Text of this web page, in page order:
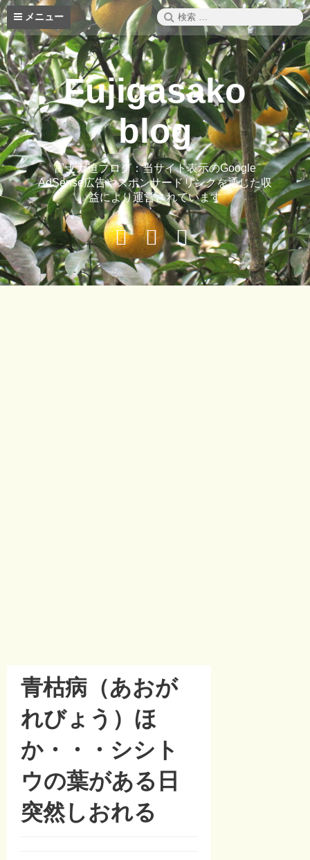
コ
ン
テ
ン
ツ
へ
ス
キ
ッ
プ
メニュー
検
索:
Fujigasako
blog
富士ガ迫ブログ：当サイト表示のGoogle
AdSense広告やスポンサードリンクを通じた収
益により運営されています
Buy
Adspace
Hide
Ads
for
ご
案
内
青枯病（あおが
れびょう）ほ
か・・・シシト
ウの葉がある日
突然しおれる